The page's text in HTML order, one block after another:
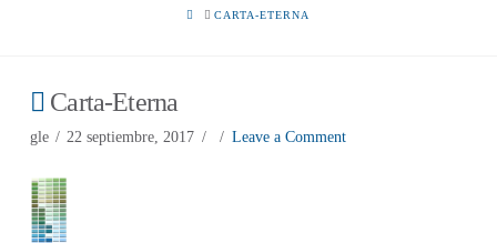
HOMECARTA-ETERNA
Carta-Eterna
gle 22 septiembre, 2017 Leave a Comment